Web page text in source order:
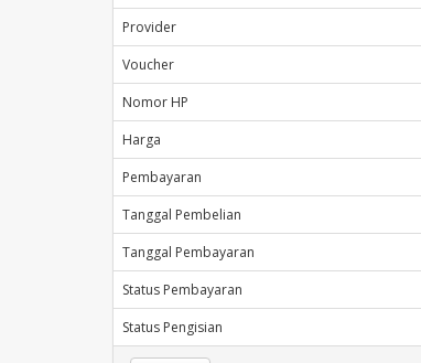
Provider
Voucher
Nomor HP
Harga
Pembayaran
Tanggal Pembelian
Tanggal Pembayaran
Status Pembayaran
Status Pengisian